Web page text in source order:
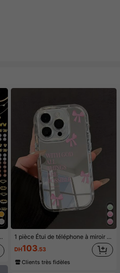
1 pièce Étui de téléphone à miroir rose minimaliste, style fille avec motif nœud papillon, slogan religieux. Étui de téléphone transparent et souple, compatible avec iPhone 11/12/13/14/15/16 Pro Max, étanche, antichoc, anti-rayures, cadeau d'anniversaire de printemps
DH103.53
Clients très fidèles